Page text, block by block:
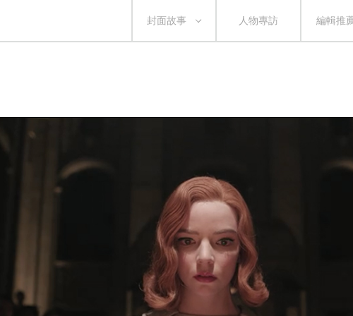
封面故事 人物專訪 編輯推